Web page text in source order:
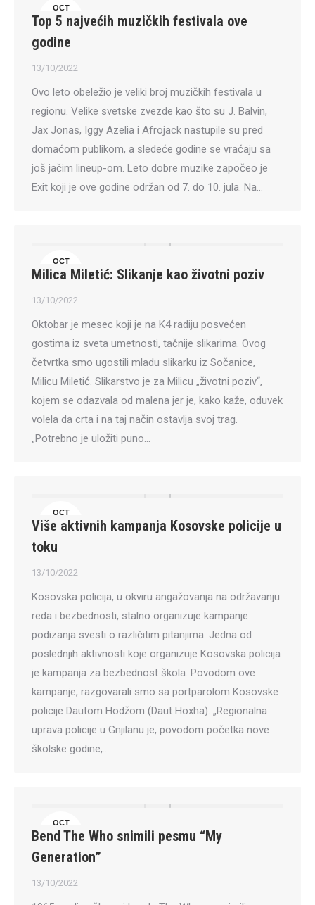
OCT
13
Top 5 najvećih muzičkih festivala ove
godine
13/10/2022
Ovo leto obeležio je veliki broj muzičkih festivala u
regionu. Velike svetske zvezde kao što su J. Balvin,
Jax Jonas, Iggy Azelia i Afrojack nastupile su pred
domaćom publikom, a sledeće godine se vraćaju sa
još jačim lineup-om. Leto dobre muzike započeo je
Exit koji je ove godine održan od 7. do 10. jula. Na…
OCT
13
Milica Miletić: Slikanje kao životni poziv
13/10/2022
Oktobar je mesec koji je na K4 radiju posvećen
gostima iz sveta umetnosti, tačnije slikarima. Ovog
četvrtka smo ugostili mladu slikarku iz Sočanice,
Milicu Miletić. Slikarstvo je za Milicu „životni poziv“,
kojem se odazvala od malena jer je, kako kaže, oduvek
volela da crta i na taj način ostavlja svoj trag.
„Potrebno je uložiti puno…
OCT
13
Više aktivnih kampanja Kosovske policije u
toku
13/10/2022
Kosovska policija, u okviru angažovanja na održavanju
reda i bezbednosti, stalno organizuje kampanje
podizanja svesti o različitim pitanjima. Jedna od
poslednjih aktivnosti koje organizuje Kosovska policija
je kampanja za bezbednost škola. Povodom ove
kampanje, razgovarali smo sa portparolom Kosovske
policije Dautom Hodžom (Daut Hoxha). „Regionalna
uprava policije u Gnjilanu je, povodom početka nove
školske godine,…
OCT
13
Bend The Who snimili pesmu “My
Generation”
13/10/2022